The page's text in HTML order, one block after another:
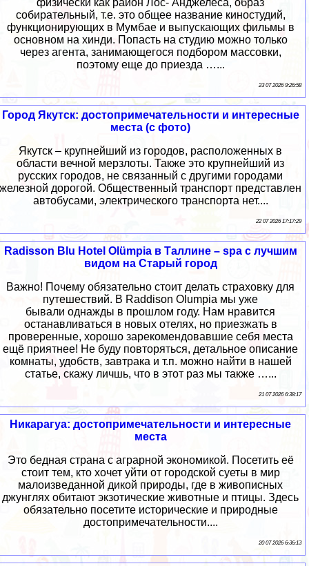
физически как район Лос- Анджелеса, образ
собирательный, т.е. это общее название киностудий,
функционирующих в Мумбае и выпускающих фильмы в
основном на хинди. Попасть на студию можно только
через агента, занимающегося подбором массовки,
поэтому еще до приезда …...
23 07 2026 9:26:58
Город Якутск: достопримечательности и интересные
места (с фото)
Якутск – крупнейший из городов, расположенных в
области вечной мерзлоты. Также это крупнейший из
русских городов, не связанный с другими городами
железной дорогой. Общественный транспорт представлен
автобусами, электрического транспорта нет....
22 07 2026 17:17:29
Radisson Blu Hotel Olümpia в Таллине – spa с лучшим
видом на Старый город
Важно! Почему обязательно стоит делать страховку для
путешествий. В Raddison Olumpia мы уже
бывали однажды в прошлом году. Нам нравится
останавливаться в новых отелях, но приезжать в
проверенные, хорошо зарекомендовавшие себя места
ещё приятнее! Не буду повторяться, детальное описание
комнаты, удобств, завтрака и т.п. можно найти в нашей
статье, скажу личшь, что в этот раз мы также …...
21 07 2026 6:38:17
Никарагуа: достопримечательности и интересные
места
Это бедная страна с аграрной экономикой. Посетить её
стоит тем, кто хочет уйти от городской суеты в мир
малоизведанной дикой природы, где в живописных
джунглях обитают экзотические животные и птицы. Здесь
обязательно посетите исторические и природные
достопримечательности....
20 07 2026 6:36:13